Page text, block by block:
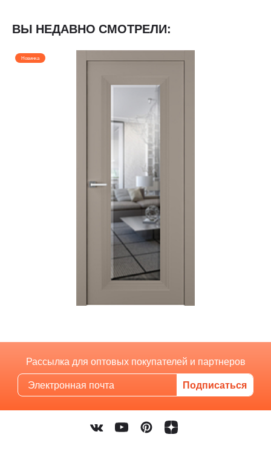
ВЫ НЕДАВНО СМОТРЕЛИ:
Новинка
Рассылка для оптовых покупателей и партнеров